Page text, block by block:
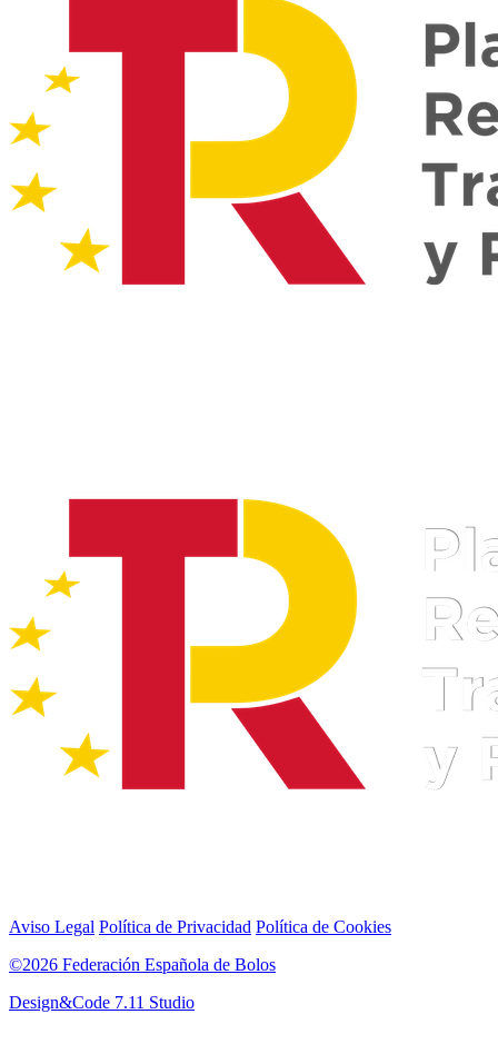
Aviso Legal Política de Privacidad Política de Cookies
©2026 Federación Española de Bolos
Design&Code 7.11 Studio